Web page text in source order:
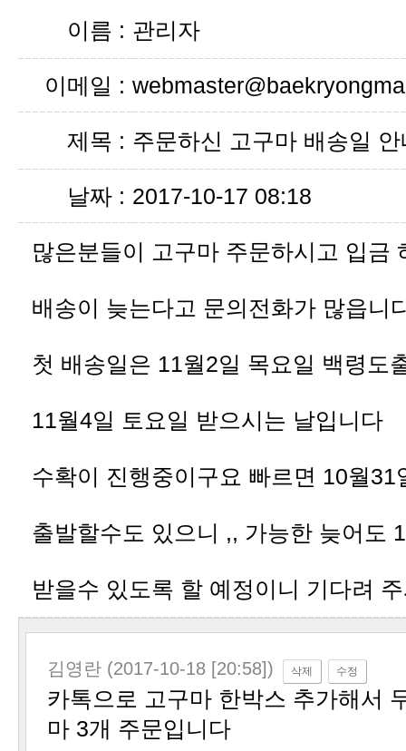
이름 : 관리자
이메일 :
제목 : 주문하신 고구마 배송일
날짜 : 2017-10-17 08:18
많은분들이 고구마 주문하시고 입금
배송이 늦는다고 문의전화가 많읍니
첫 배송일은 11월2일 목요일 백령도
11월4일 토요일 받으시는 날입니다
수확이 진행중이구요 빠르면 10월31
출발할수도 있으니 ,, 가능한 늦어도
받을수 있도록 할 예정이니 기다려
김영란 (2017-10-18 [20:58]) 삭제 수정
마 3개 주문입니다